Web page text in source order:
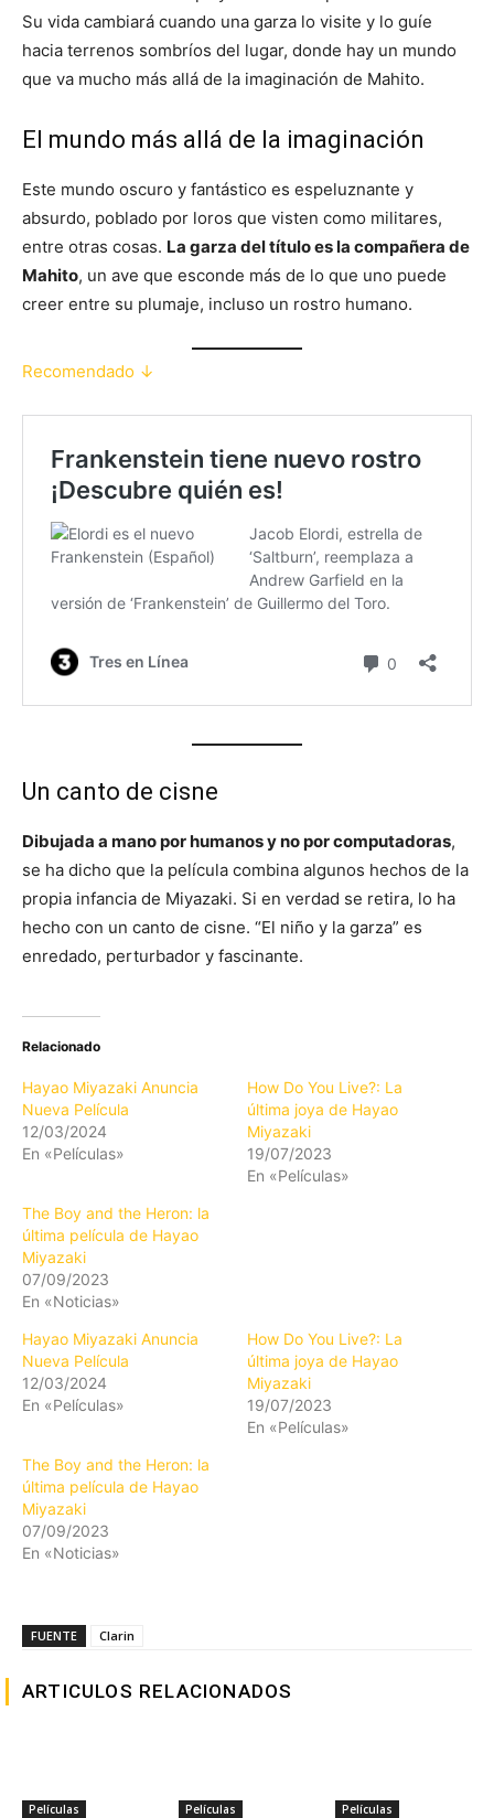
Su vida cambiará cuando una garza lo visite y lo guíe
hacia terrenos sombríos del lugar, donde hay un mundo
que va mucho más allá de la imaginación de Mahito.
El mundo más allá de la imaginación
Este mundo oscuro y fantástico es espeluznante y
absurdo, poblado por loros que visten como militares,
entre otras cosas. La garza del título es la compañera de
Mahito, un ave que esconde más de lo que uno puede
creer entre su plumaje, incluso un rostro humano.
Recomendado ↓
Un canto de cisne
Dibujada a mano por humanos y no por computadoras,
se ha dicho que la película combina algunos hechos de la
propia infancia de Miyazaki. Si en verdad se retira, lo ha
hecho con un canto de cisne. “El niño y la garza” es
enredado, perturbador y fascinante.
Relacionado
Hayao Miyazaki Anuncia
Nueva Película
12/03/2024
En «Películas»
How Do You Live?: La
última joya de Hayao
Miyazaki
19/07/2023
En «Películas»
The Boy and the Heron: la
última película de Hayao
Miyazaki
07/09/2023
En «Noticias»
Hayao Miyazaki Anuncia
Nueva Película
12/03/2024
En «Películas»
How Do You Live?: La
última joya de Hayao
Miyazaki
19/07/2023
En «Películas»
The Boy and the Heron: la
última película de Hayao
Miyazaki
07/09/2023
En «Noticias»
FUENTE Clarin
ARTICULOS RELACIONADOS
Películas Películas Películas